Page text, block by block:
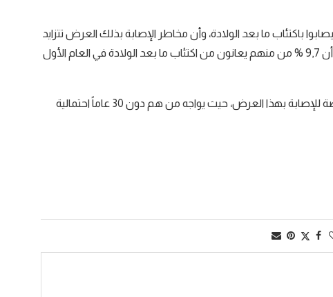
باكتئاب ما بعد الولادة، وأن مخاطر الإصابة بذلك العرض تتزايد
لدى الرجال صغار السن. وأشارت دراسة حول اكتئاب الآباء ما بعد الولادة إلى أن 9,7 % من منهم يعانون من اكتئاب ما بعد الولادة في العام الأول
وخلصت الدراسة كذلك إلى أن الآباء الأصغر سناً يكونوا الأشخاص الأكثر عرضة للإصابة بهذا العرض، حيث يواجه من هم دون 30 عاماً احتمالية